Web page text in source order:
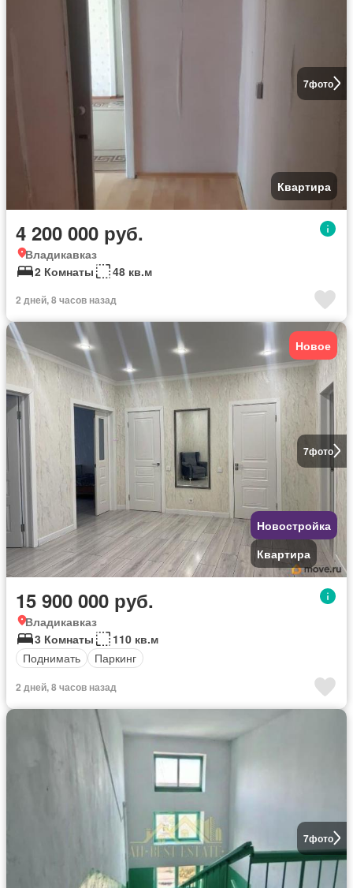
7фото
Квартира
4 200 000 руб.
Владикавказ
2 Комнаты
48 кв.м
2 дней, 8 часов назад
7фото
Новое
Новостройка
Квартира
15 900 000 руб.
Владикавказ
3 Комнаты
110 кв.м
Поднимать
Паркинг
2 дней, 8 часов назад
7фото